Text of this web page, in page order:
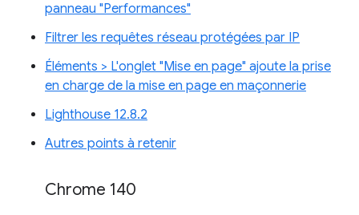
panneau "Performances"
Filtrer les requêtes réseau protégées par IP
Éléments > L'onglet "Mise en page" ajoute la prise
en charge de la mise en page en maçonnerie
Lighthouse 12.8.2
Autres points à retenir
Chrome 140